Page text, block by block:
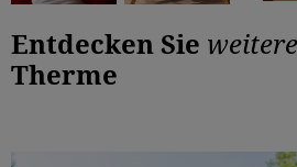
Entdecken Sie
Therme